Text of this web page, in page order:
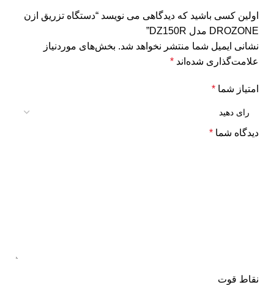
اولین کسی باشید که دیدگاهی می نویسد “دستگاه تزریق ازن
DROZONE مدل DZ150R”
نشانی ایمیل شما منتشر نخواهد شد. بخش‌های موردنیاز
علامت‌گذاری شده‌اند *
امتیاز شما *
دیدگاه شما *
نقاط قوت